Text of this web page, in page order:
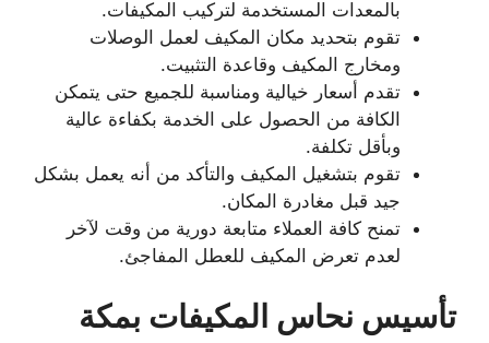
بالمعدات المستخدمة لتركيب المكيفات.
تقوم بتحديد مكان المكيف لعمل الوصلات
ومخارج المكيف وقاعدة التثبيت.
تقدم أسعار خيالية ومناسبة للجميع حتى يتمكن
الكافة من الحصول على الخدمة بكفاءة عالية
وبأقل تكلفة.
تقوم بتشغيل المكيف والتأكد من أنه يعمل بشكل
جيد قبل مغادرة المكان.
تمنح كافة العملاء متابعة دورية من وقت لآخر
لعدم تعرض المكيف للعطل المفاجئ.
تأسيس نحاس المكيفات بمكة